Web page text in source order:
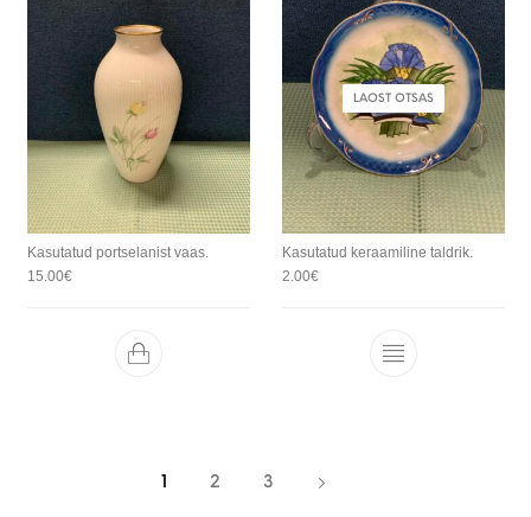
Kasutatud portselanist vaas.
15.00€
LAOST OTSAS
Kasutatud keraamiline taldrik.
2.00€
1 2 3